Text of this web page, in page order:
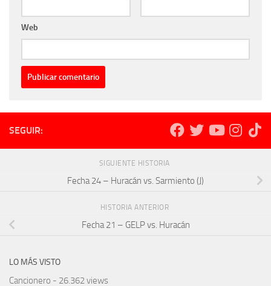
Web
SEGUIR:
SIGUIENTE HISTORIA
Fecha 24 – Huracán vs. Sarmiento (J)
HISTORIA ANTERIOR
Fecha 21 – GELP vs. Huracán
LO MÁS VISTO
Cancionero - 26.362 views